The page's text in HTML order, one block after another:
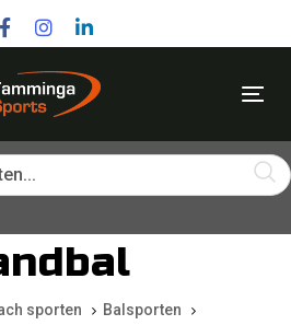
sporten
Balsporten